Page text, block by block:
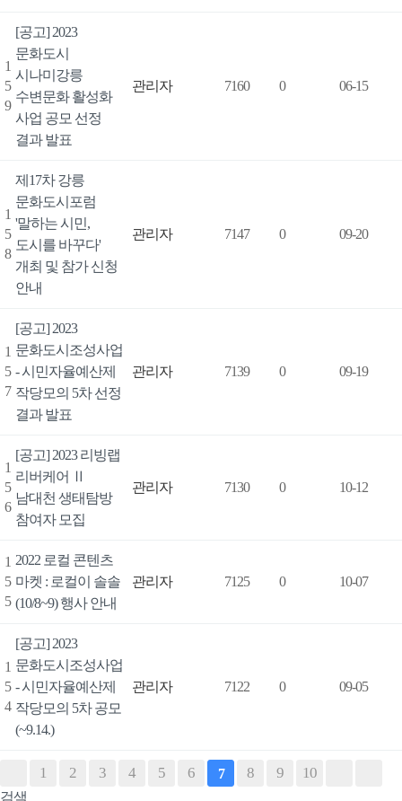
1
5
9
[공고] 2023
문화도시
시나미강릉
수변문화 활성화
사업 공모 선정
결과 발표
관리자 7160 0 06-15
1
5
8
제17차 강릉
문화도시포럼
'말하는 시민,
도시를 바꾸다'
개최 및 참가 신청
안내
관리자 7147 0 09-20
1
5
7
[공고] 2023
문화도시조성사업
- 시민자율예산제
작당모의 5차 선정
결과 발표
관리자 7139 0 09-19
1
5
6
[공고] 2023 리빙랩
리버케어 Ⅱ
남대천 생태탐방
참여자 모집
관리자 7130 0 10-12
1
5
5
2022 로컬 콘텐츠
마켓 : 로컬이 솔솔
(10/8~9) 행사 안내
관리자 7125 0 10-07
1
5
4
[공고] 2023
문화도시조성사업
- 시민자율예산제
작당모의 5차 공모
(~9.14.)
관리자 7122 0 09-05
1 2 3 4 5 6 7 8 9 10
검색